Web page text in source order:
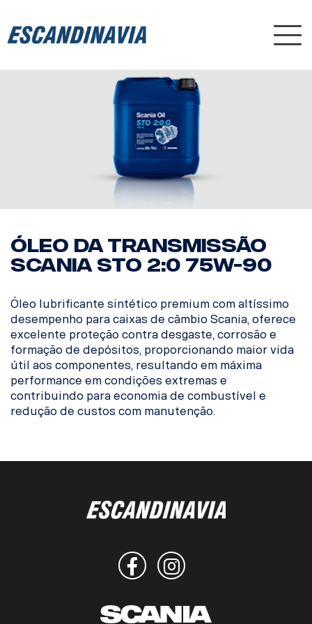
ÓLEO DA TRANSMISSÃO
SCANIA STO 2:0 75W-90
Óleo lubrificante sintético premium com altíssimo
desempenho para caixas de câmbio Scania, oferece
excelente proteção contra desgaste, corrosão e
formação de depósitos, proporcionando maior vida
útil aos componentes, resultando em máxima
performance em condições extremas e
contribuindo para economia de combustível e
redução de custos com manutenção.
FacebookInstagram